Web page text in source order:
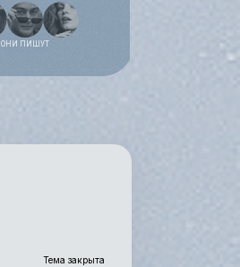
ОНИ ПИШУТ
Тема закрыта